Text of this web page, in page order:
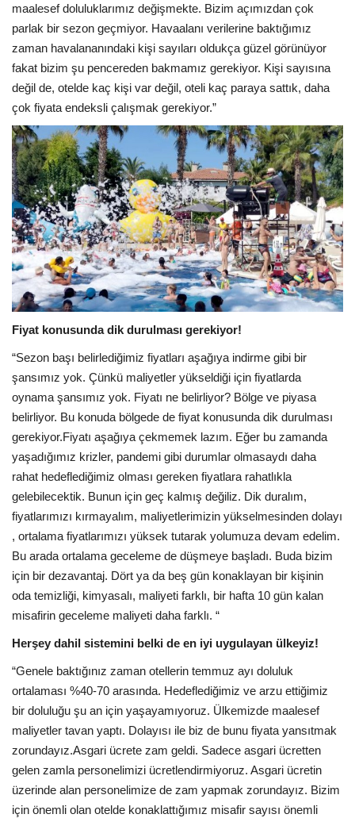
maalesef doluluklarımız değişmekte. Bizim açımızdan çok
parlak bir sezon geçmiyor. Havaalanı verilerine baktığımız
zaman havalananındaki kişi sayıları oldukça güzel görünüyor
fakat bizim şu pencereden bakmamız gerekiyor. Kişi sayısına
değil de, otelde kaç kişi var değil, oteli kaç paraya sattık, daha
çok fiyata endeksli çalışmak gerekiyor.”
Fiyat konusunda dik durulması gerekiyor!
“Sezon başı belirlediğimiz fiyatları aşağıya indirme gibi bir
şansımız yok. Çünkü maliyetler yükseldiği için fiyatlarda
oynama şansımız yok. Fiyatı ne belirliyor? Bölge ve piyasa
belirliyor. Bu konuda bölgede de fiyat konusunda dik durulması
gerekiyor.Fiyatı aşağıya çekmemek lazım. Eğer bu zamanda
yaşadığımız krizler, pandemi gibi durumlar olmasaydı daha
rahat hedeflediğimiz olması gereken fiyatlara rahatlıkla
gelebilecektik. Bunun için geç kalmış değiliz. Dik duralım,
fiyatlarımızı kırmayalım, maliyetlerimizin yükselmesinden dolayı
, ortalama fiyatlarımızı yüksek tutarak yolumuza devam edelim.
Bu arada ortalama geceleme de düşmeye başladı. Buda bizim
için bir dezavantaj. Dört ya da beş gün konaklayan bir kişinin
oda temizliği, kimyasalı, maliyeti farklı, bir hafta 10 gün kalan
misafirin geceleme maliyeti daha farklı. “
Herşey dahil sistemini belki de en iyi uygulayan ülkeyiz!
“Genele baktığınız zaman otellerin temmuz ayı doluluk
ortalaması %40-70 arasında. Hedeflediğimiz ve arzu ettiğimiz
bir doluluğu şu an için yaşayamıyoruz. Ülkemizde maalesef
maliyetler tavan yaptı. Dolayısı ile biz de bunu fiyata yansıtmak
zorundayız.Asgari ücrete zam geldi. Sadece asgari ücretten
gelen zamla personelimizi ücretlendirmiyoruz. Asgari ücretin
üzerinde alan personelimize de zam yapmak zorundayız. Bizim
için önemli olan otelde konaklattığımız misafir sayısı önemli